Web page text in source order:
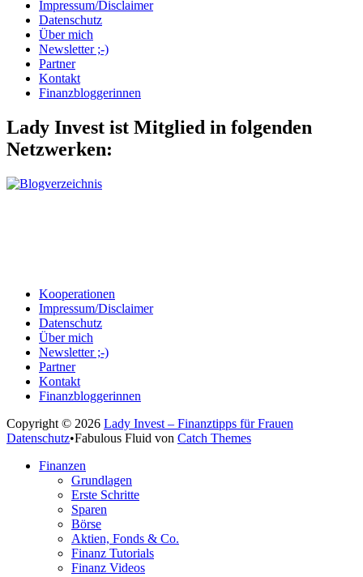
Impressum/Disclaimer
Datenschutz
Über mich
Newsletter ;-)
Partner
Kontakt
Finanzbloggerinnen
Lady Invest ist Mitglied in folgenden
Netzwerken:
Kooperationen
Impressum/Disclaimer
Datenschutz
Über mich
Newsletter ;-)
Partner
Kontakt
Finanzbloggerinnen
Copyright © 2026 Lady Invest – Finanztipps für Frauen
Datenschutz•Fabulous Fluid von Catch Themes
oben
Finanzen
Grundlagen
Erste Schritte
Sparen
Börse
Aktien, Fonds & Co.
Finanz Tutorials
Finanz Videos